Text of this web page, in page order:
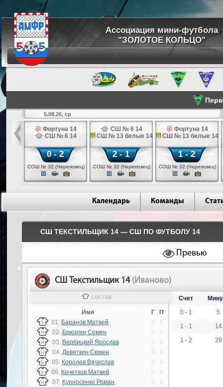
Ассоциация мини-футбола
"ЗОЛОТОЕ КОЛЬЦО"
14
5.08.26, ср
Фортуна 14
СШ № 6 14
0 - 2
СОШ № 32 (Череповец)
СШ № 6 14
СШ № 13 белые 14
2 - 1
СОШ № 32 (Череповец)
Фортуна 14
СШ № 13 белые 14
1 - 2
СОШ № 32 (Череповец)
Календарь Команды
СШ ТЕКСТИЛЬЩИК 14 — СШ ПО ФУТБОЛУ 14
Превью
СШ Текстильщик 14 (Иваново)
состав
Имя Г П
З 01. Баранов Матвей 0 0
Н 02. Брюзгин Семен 0 0
Н 03. Вербицкий Ярослав 0 0
Н 04. Девяткин Семен 0 0
В 05. Королев Вячеслав 0 0
З 06. Кочетков Матвей 0 0
Н 07. Курносенко Роман 0 0
Счет
0 - 1
5
1 - 1
14
1 - 2
29